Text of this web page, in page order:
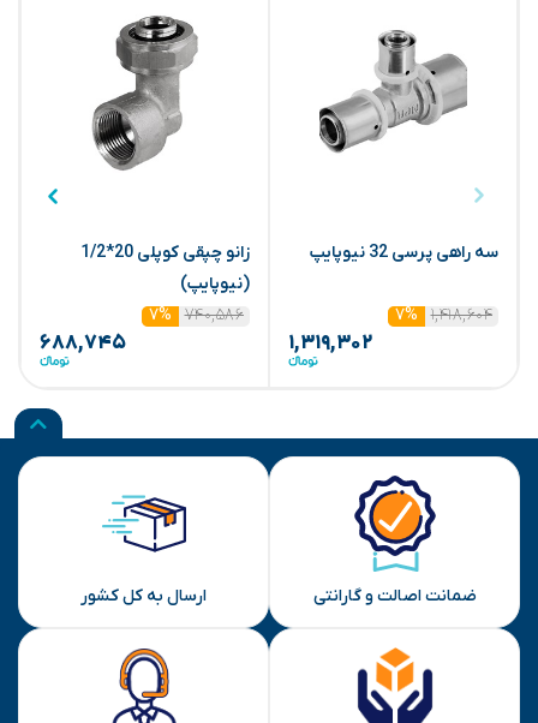
سه راهی پرسی 32 نیوپایپ
۱,۴۱۸,۶۰۴ ۷%
۱,۳۱۹,۳۰۲
زانو چپقی کوپلی 20*1/2
(نیوپایپ)
۷۴۰,۵۸۶
۷%
۶۸۸,۷۴۵
ضمانت اصالت و گارانتی ارسال به کل کشور